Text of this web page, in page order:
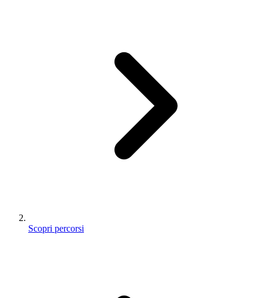
Scopri percorsi